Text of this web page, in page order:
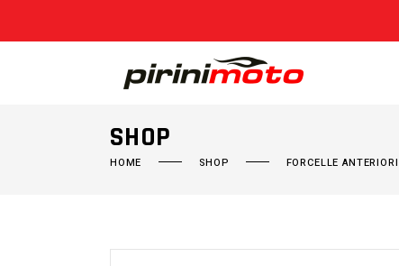
SHOP
HOME SHOP FORCELLE ANTERIORI